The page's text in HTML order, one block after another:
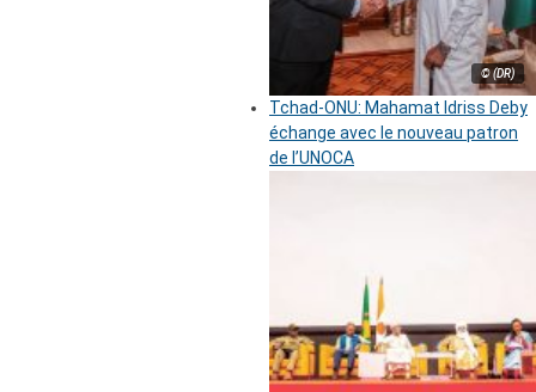
© (DR)
Tchad-ONU: Mahamat Idriss Deby
échange avec le nouveau patron
de l’UNOCA